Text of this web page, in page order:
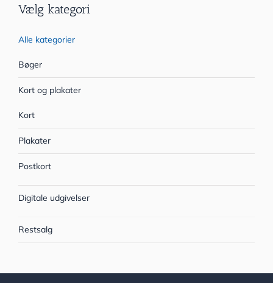
Vælg kategori
Alle kategorier
Bøger
Kort og plakater
Kort
Plakater
Postkort
Digitale udgivelser
Restsalg